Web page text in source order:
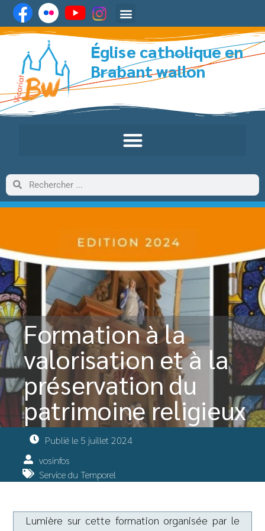
Église catholique en
Brabant wallon
Formation à la
valorisation et à la
préservation du
patrimoine religieux
Publié le 5 juillet 2024
vosinfos
Service du Temporel
Lumière sur cette formation organisée par le